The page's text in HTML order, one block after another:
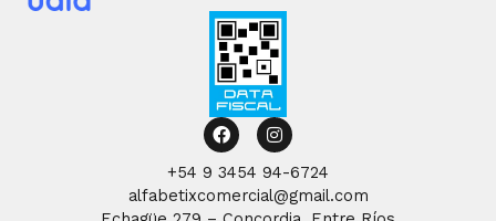
FacebookInstagram
+54 9 3454 94-6724
alfabetixcomercial@gmail.com